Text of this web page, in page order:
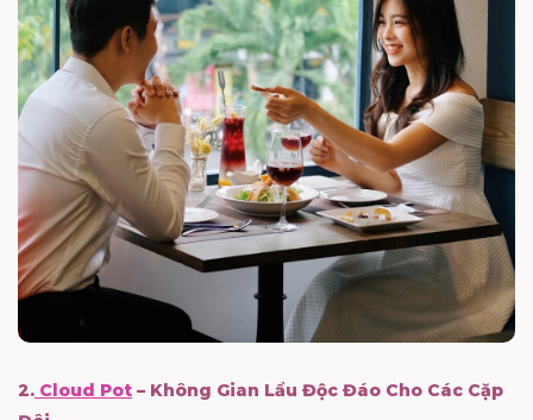
2. Cloud Pot – Không Gian Lẩu Độc Đáo Cho Các Cặp